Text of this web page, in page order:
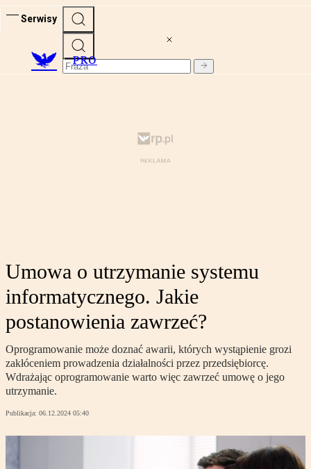
Serwisy
PRO
Umowa o utrzymanie systemu
informatycznego. Jakie
postanowienia zawrzeć?
Oprogramowanie może doznać awarii, których wystąpienie grozi
zakłóceniem prowadzenia działalności przez przedsiębiorcę.
Wdrażając oprogramowanie warto więc zawrzeć umowę o jego
utrzymanie.
Publikacja: 06.12.2024 05:40